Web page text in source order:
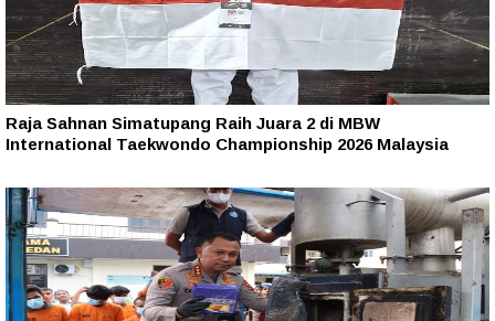
Raja Sahnan Simatupang Raih Juara 2 di MBW
International Taekwondo Championship 2026 Malaysia